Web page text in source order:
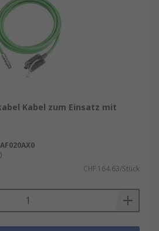
Kabel zum Einsatz mit
CHF.164.63/Stück